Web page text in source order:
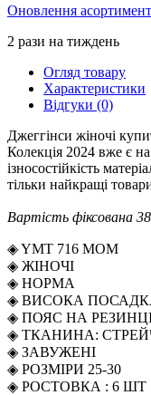
Оновлення
2 рази на тиждень
Огляд товару
Характеристики
Відгуки (0)
Джеггінси жіночі
Колекція 2024 вже є
ізносостійкість
тільки найкращі
Вартість фіксована
◈ YMT 716 МОМ
◈ ЖІНОЧІ
◈ НОРМА
◈ ВИСОКА
◈ ПОЯС НА
◈ ТКАНИНА:
◈ ЗАВУЖЕНІ
◈ РОЗМІРИ 25-30
◈ РОСТОВКА : 6 ШТ